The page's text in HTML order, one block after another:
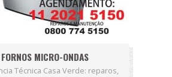
FORNOS MICRO-ONDAS
Técnica Casa Verde: reparos,